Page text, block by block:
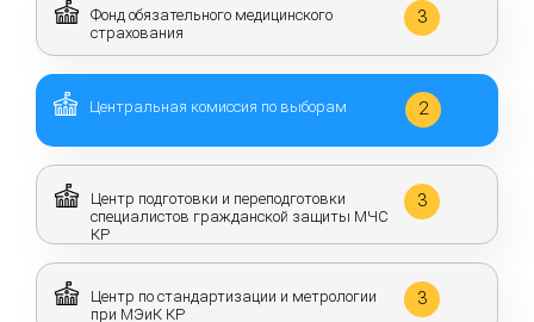
Фонд обязательного медицинского
страхования
3
Центральная комиссия по выборам 2
Центр подготовки и переподготовки
специалистов гражданской защиты МЧС
КР
3
Центр по стандартизации и метрологии
при МЭиК КР
3